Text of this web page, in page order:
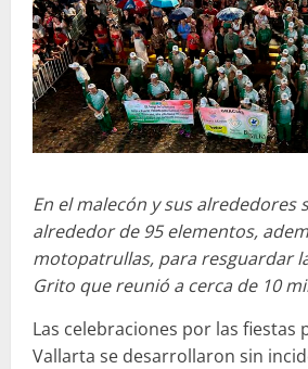
En el malecón y sus alrededores
alrededor de 95 elementos,
motopatrullas, para resguardar
Grito que reunió a cerca de 10
Las celebraciones por las fiestas
Vallarta se desarrollaron sin